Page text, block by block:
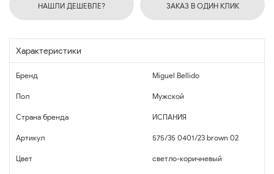
НАШЛИ ДЕШЕВЛЕ? ЗАКАЗ В ОДИН КЛИК
Характеристики
Бренд Miguel Bellido
Пол Мужской
Страна бренда ИСПАНИЯ
Артикул 575/35 0401/23 brown 02
Цвет светло-коричневый